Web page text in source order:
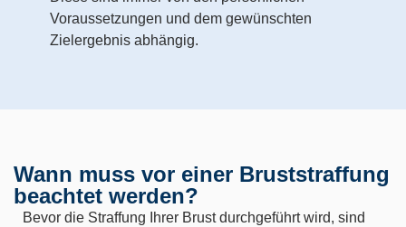
Voraussetzungen und dem gewünschten
Zielergebnis abhängig.
Wann muss vor einer Bruststraffung
beachtet werden?
Bevor die Straffung Ihrer Brust durchgeführt wird, sind